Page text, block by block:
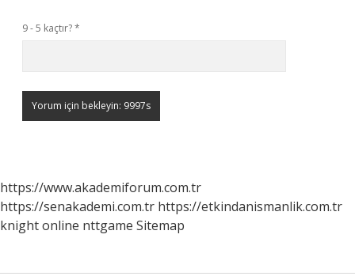
9 - 5 kaçtır?*
https://www.akademiforum.com.tr
https://senakademi.com.tr https://etkindanismanlik.com.tr
knight online nttgame Sitemap